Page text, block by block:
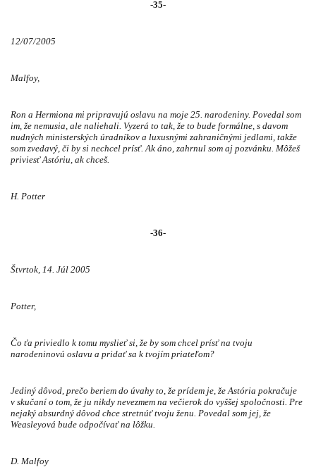
-35-
12/07/2005
Malfoy,
Ron a Hermiona mi pripravujú oslavu na moje 25. narodeniny. Povedal som
im, že nemusia, ale naliehali. Vyzerá to tak, že to bude formálne, s davom
nudných ministerských úradníkov a luxusnými zahraničnými jedlami, takže
som zvedavý, či by si nechcel prísť. Ak áno, zahrnul som aj pozvánku. Môžeš
priviesť Astóriu, ak chceš.
H. Potter
-36-
Štvrtok, 14. Júl 2005
Potter,
Čo ťa priviedlo k tomu myslieť si, že by som chcel prísť na tvoju
narodeninovú oslavu a pridať sa k tvojím priateľom?
Jediný dôvod, prečo beriem do úvahy to, že prídem je, že Astória pokračuje
v skučaní o tom, že ju nikdy nevezmem na večierok do vyššej spoločnosti. Pre
nejaký absurdný dôvod chce stretnúť tvoju ženu. Povedal som jej, že
Weasleyová bude odpočívať na lôžku.
D. Malfoy